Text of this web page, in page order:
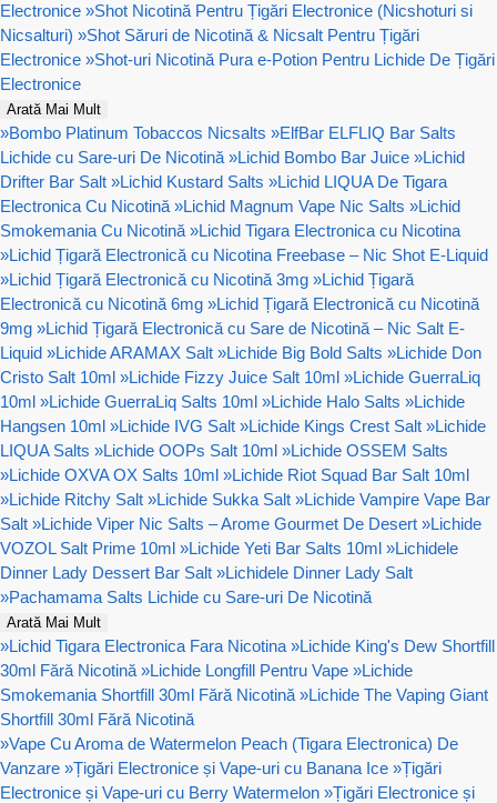
Electronice »Shot Nicotină Pentru Țigări Electronice (Nicshoturi si
Nicsalturi) »Shot Săruri de Nicotină & Nicsalt Pentru Țigări
Electronice »Shot-uri Nicotină Pura e-Potion Pentru Lichide De Țigări
Electronice
Arată Mai Mult
»Bombo Platinum Tobaccos Nicsalts »ElfBar ELFLIQ Bar Salts
Lichide cu Sare-uri De Nicotină »Lichid Bombo Bar Juice »Lichid
Drifter Bar Salt »Lichid Kustard Salts »Lichid LIQUA De Tigara
Electronica Cu Nicotină »Lichid Magnum Vape Nic Salts »Lichid
Smokemania Cu Nicotină »Lichid Tigara Electronica cu Nicotina
»Lichid Țigară Electronică cu Nicotina Freebase – Nic Shot E-Liquid
»Lichid Țigară Electronică cu Nicotină 3mg »Lichid Țigară
Electronică cu Nicotină 6mg »Lichid Țigară Electronică cu Nicotină
9mg »Lichid Țigară Electronică cu Sare de Nicotină – Nic Salt E-
Liquid »Lichide ARAMAX Salt »Lichide Big Bold Salts »Lichide Don
Cristo Salt 10ml »Lichide Fizzy Juice Salt 10ml »Lichide GuerraLiq
10ml »Lichide GuerraLiq Salts 10ml »Lichide Halo Salts »Lichide
Hangsen 10ml »Lichide IVG Salt »Lichide Kings Crest Salt »Lichide
LIQUA Salts »Lichide OOPs Salt 10ml »Lichide OSSEM Salts
»Lichide OXVA OX Salts 10ml »Lichide Riot Squad Bar Salt 10ml
»Lichide Ritchy Salt »Lichide Sukka Salt »Lichide Vampire Vape Bar
Salt »Lichide Viper Nic Salts – Arome Gourmet De Desert »Lichide
VOZOL Salt Prime 10ml »Lichide Yeti Bar Salts 10ml »Lichidele
Dinner Lady Dessert Bar Salt »Lichidele Dinner Lady Salt
»Pachamama Salts Lichide cu Sare-uri De Nicotină
Arată Mai Mult
»Lichid Tigara Electronica Fara Nicotina »Lichide King's Dew Shortfill
30ml Fără Nicotină »Lichide Longfill Pentru Vape »Lichide
Smokemania Shortfill 30ml Fără Nicotină »Lichide The Vaping Giant
Shortfill 30ml Fără Nicotină
»Vape Cu Aroma de Watermelon Peach (Tigara Electronica) De
Vanzare »Țigări Electronice și Vape-uri cu Banana Ice »Țigări
Electronice și Vape-uri cu Berry Watermelon »Țigări Electronice și